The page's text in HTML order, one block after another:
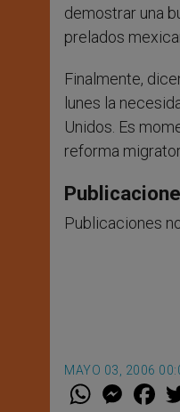
demostrar una
prelados
Finalmente,
lunes la
Unidos. Es
reforma
Publicaciones
MAYO 03, 2006
W M
e
F
a